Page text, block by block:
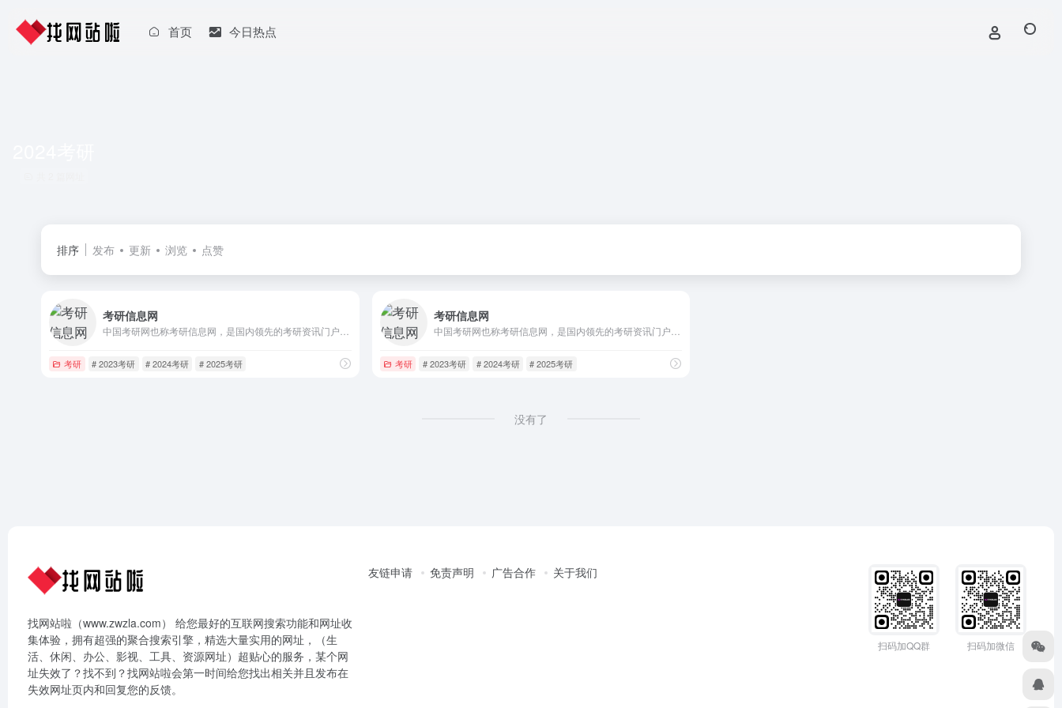
首页 今日热点
排序 发布 更新 浏览 点赞
考研信息网
考研 # 2023考研 # 2024考研 # 2025考研
考研信息网
考研 # 2023考研 # 2024考研 # 2025考研
没有了
找网站啦（www.zwzla.com） 给您最好的互联网搜索功能和网址收
集体验，拥有超强的聚合搜索引擎，精选大量实用的网址，（生
活、休闲、办公、影视、工具、资源网址）超贴心的服务，某个网
址失效了？找不到？找网站啦会第一时间给您找出相关并且发布在
失效网址页内和回复您的反馈。
友链申请 免责声明 广告合作 关于我们
扫码加QQ群 扫码加微信